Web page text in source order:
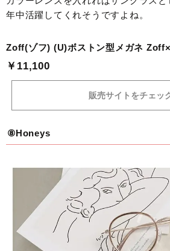
年中活躍してくれそうですよね。
Zoff(ゾフ) (U)ボストン型メガネ
￥11,100
販売サイトをチェッ
⑧Honeys